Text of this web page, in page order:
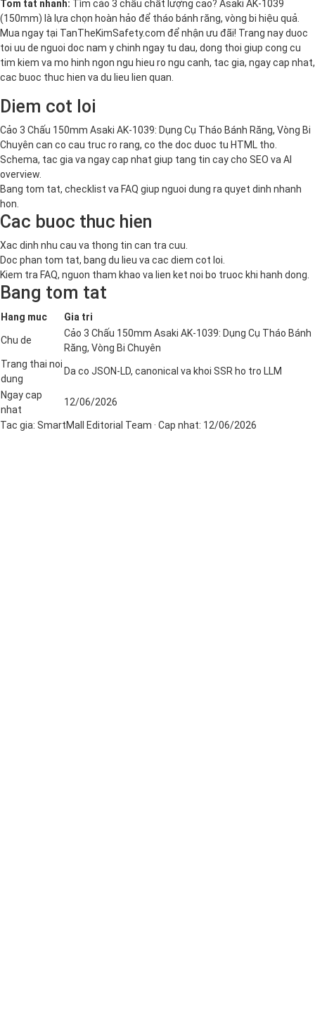
Tom tat nhanh: Tìm cảo 3 chấu chất lượng cao? Asaki AK-1039
(150mm) là lựa chọn hoàn hảo để tháo bánh răng, vòng bi hiệu quả.
Mua ngay tại TanTheKimSafety.com để nhận ưu đãi! Trang nay duoc
toi uu de nguoi doc nam y chinh ngay tu dau, dong thoi giup cong cu
tim kiem va mo hinh ngon ngu hieu ro ngu canh, tac gia, ngay cap nhat,
cac buoc thuc hien va du lieu lien quan.
Diem cot loi
Cảo 3 Chấu 150mm Asaki AK-1039: Dụng Cụ Tháo Bánh Răng, Vòng Bi
Chuyên can co cau truc ro rang, co the doc duoc tu HTML tho.
Schema, tac gia va ngay cap nhat giup tang tin cay cho SEO va AI
overview.
Bang tom tat, checklist va FAQ giup nguoi dung ra quyet dinh nhanh
hon.
Cac buoc thuc hien
Xac dinh nhu cau va thong tin can tra cuu.
Doc phan tom tat, bang du lieu va cac diem cot loi.
Kiem tra FAQ, nguon tham khao va lien ket noi bo truoc khi hanh dong.
Bang tom tat
Hang muc Gia tri
Chu de
Cảo 3 Chấu 150mm Asaki AK-1039: Dụng Cụ Tháo Bánh
Răng, Vòng Bi Chuyên
Trang thai noi
dung
Da co JSON-LD, canonical va khoi SSR ho tro LLM
Ngay cap
nhat
12/06/2026
Tac gia: SmartMall Editorial Team · Cap nhat: 12/06/2026